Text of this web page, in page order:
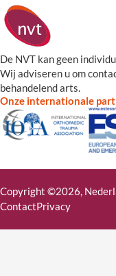
De NVT kan geen
Wij adviseren u om
behandelend arts.
Onze internationale
Copyright ©2026,
ContactPrivacy